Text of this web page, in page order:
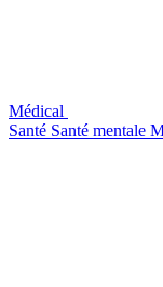
Médical
Santé Santé mentale